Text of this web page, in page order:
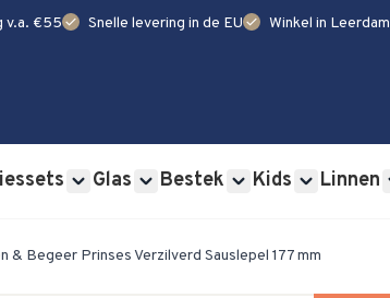
v.a. €55check Snelle levering in de EUcheck Winkel in Leerdam
Glas Bestek Kids Linnen
& Begeer Prinses Verzilverd Sauslepel 177 mm